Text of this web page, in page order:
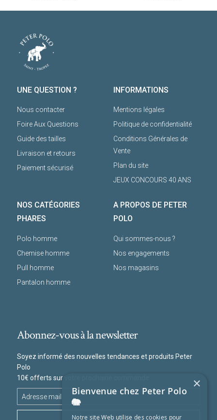
UNE QUESTION ?
Nous contacter
Foire Aux Questions
Guide des tailles
Livraison et retours
Paiement sécurisé
INFORMATIONS
Mentions légales
Politique de confidentialité
Conditions Générales de
Vente
Plan du site
JEUX CONCOURS 40 ANS
NOS CATÉGORIES
PHARES
Polo homme
Chemise homme
Pull homme
Pantalon homme
A PROPOS DE PETER
POLO
Qui sommes-nous ?
Nos engagements
Nos magasins
Abonnez-vous à la newsletter
Soyez informé des nouvelles tendances et produits Peter
Polo
10€ offerts sur votre prochaine commande
×
Bienvenue chez Peter Polo
🐘
Notre site Web utilise des cookies pour